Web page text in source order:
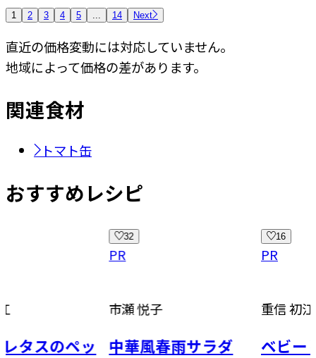
1 2 3 4 5 ... 14 Next
直近の価格変動には対応していません。
地域によって価格の差があります。
関連食材
トマト缶
おすすめレシピ
スのペッ
市瀬 悦子
中華風春雨サラダ
重信 初江
ベビーリ